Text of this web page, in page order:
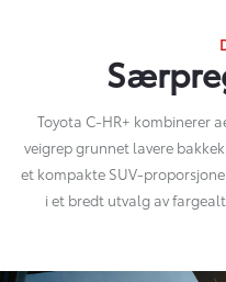
Toyota C-HR+ kombinerer
veigrep grunnet lavere
et kompakte SUV-
i et bredt utvalg av